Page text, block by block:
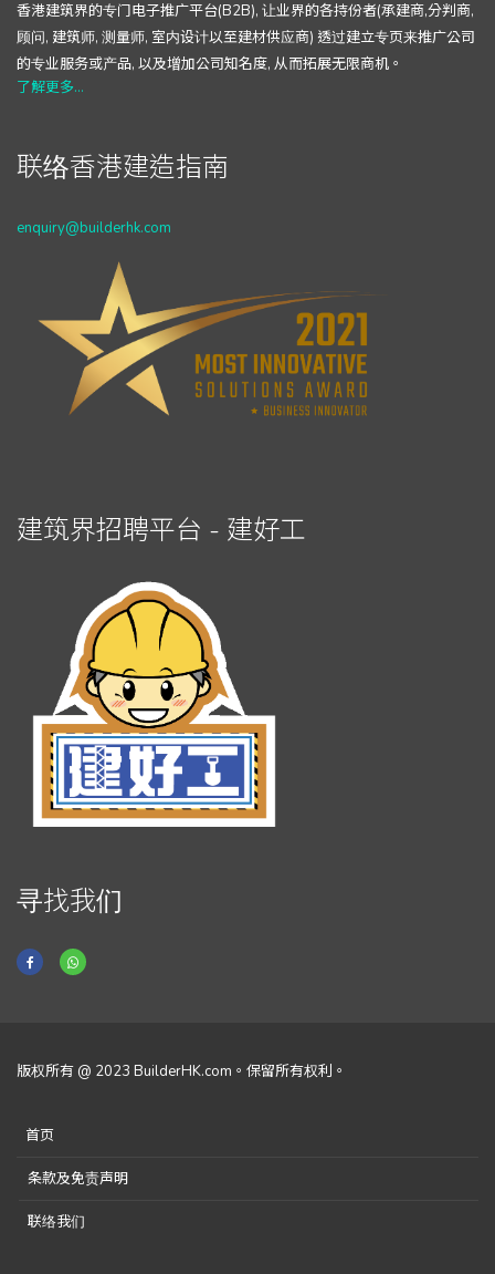
香港建筑界的专门电子推广平台(B2B), 让业界的各持份者(承建商,分判商,
顾问, 建筑师, 测量师, 室内设计以至建材供应商) 透过建立专页来推广公司
的专业服务或产品, 以及增加公司知名度, 从而拓展无限商机。
了解更多...
联络香港建造指南
enquiry@builderhk.com
建筑界招聘平台 - 建好工
寻找我们
版权所有 @ 2023 BuilderHK.com。保留所有权利。
首页
条款及免责声明
联络我们